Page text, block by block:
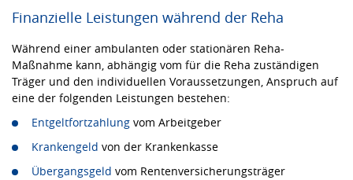
Finanzielle Leistungen während der Reha
Während einer ambulanten oder stationären Reha-
Maßnahme kann, abhängig vom für die Reha zuständigen
Träger und den individuellen Voraussetzungen, Anspruch auf
eine der folgenden Leistungen bestehen:
Entgeltfortzahlung vom Arbeitgeber
Krankengeld von der Krankenkasse
Übergangsgeld vom Rentenversicherungsträger